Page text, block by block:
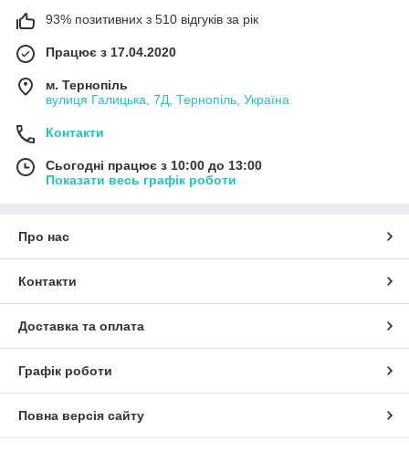
93% позитивних з 510 відгуків за рік
Працює з 17.04.2020
м. Тернопіль
вулиця Галицька, 7Д, Тернопіль, Україна
Контакти
Сьогодні працює з 10:00 до 13:00
Показати весь графік роботи
Про нас
Контакти
Доставка та оплата
Графік роботи
Повна версія сайту